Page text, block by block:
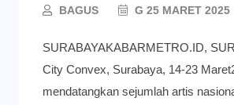
BAGUS G 25 MARET 2025
SURABAYAKABARMETRO.ID,
City Convex, Surabaya, 14-23
mendatangkan sejumlah artis